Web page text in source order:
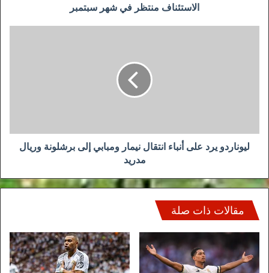
الاستئناف منتظر في شهر سبتمبر
برشلونة
وريالليوناردو يرد على أنباء انتقال نيمار ومبابي إلى برشلونة وريال
مدريد
مقالات ذات صلة